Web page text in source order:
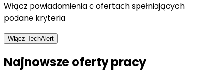
Włącz powiadomienia o ofertach spełniających
podane kryteria
Włącz TechAlert
Najnowsze oferty pracy